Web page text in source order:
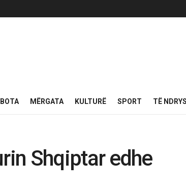
MËRGATA KULTURË SPORT TË
Shqiptar edhe